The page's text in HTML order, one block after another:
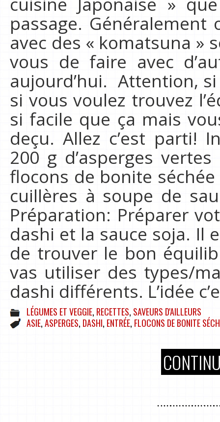
passage.
avec des « komatsuna »
vous de faire avec
aujourd’hui. Attention,
si vous voulez trouvez
si facile que ça mais
deçu. Allez c’est parti!
200 g d’asperges
flocons de bonite
cuillères à soupe de
Préparation: Préparer
dashi et la sauce soja. Il
de trouver le bon
vas utiliser des types/
dashi différents. L’idée
LÉGUMES ET VEGGIE, RECETTES, SAVEURS D'AILLEURS
ASIE,ASPERGES, DASHI, ENTRÉE, FLOCONS DE BONITE